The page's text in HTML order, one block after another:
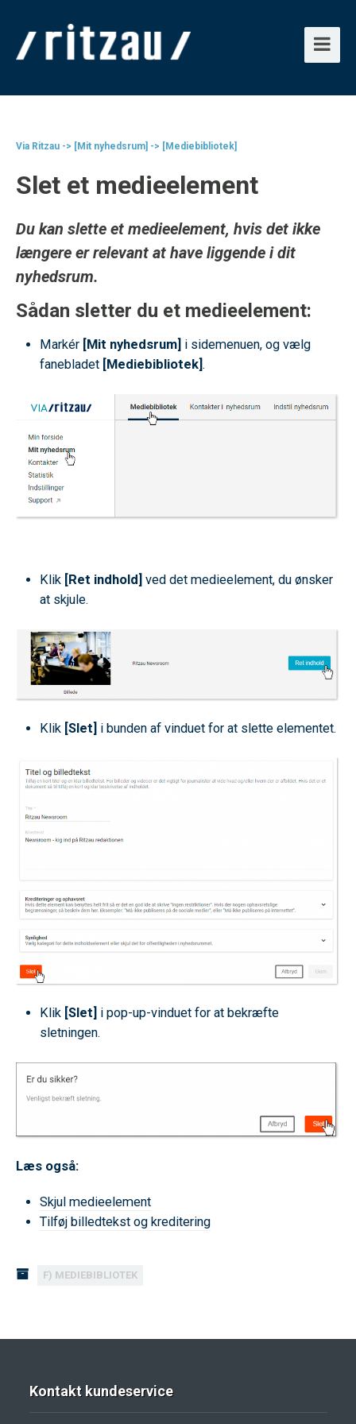
Via Ritzau -> [Mit nyhedsrum] -> [Mediebibliotek]
Slet et medieelement
Du kan slette et medieelement, hvis det ikke
længere er relevant at have liggende i dit
nyhedsrum.
Sådan sletter du et medieelement:
Markér [Mit nyhedsrum] i sidemenuen, og vælg
fanebladet [Mediebibliotek].
Klik [Ret indhold] ved det medieelement, du ønsker
at skjule.
Klik [Slet] i bunden af vinduet for at slette elementet.
Klik [Slet] i pop-up-vinduet for at bekræfte
sletningen.
Læs også:
Skjul medieelement
Tilføj billedtekst og kreditering
F) MEDIEBIBLIOTEK
Kontakt kundeservice